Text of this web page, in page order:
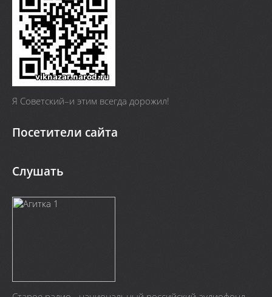
Я Cоветский–и этим всегда дорожил!
Посетители сайта
Слушать